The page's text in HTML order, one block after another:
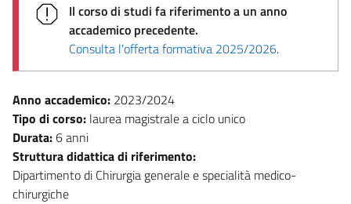
Il corso di studi fa riferimento a un anno
accademico precedente.
Consulta l'offerta formativa 2025/2026.
Anno accademico: 2023/2024
Tipo di corso: laurea magistrale a ciclo unico
Durata:6 anni
Struttura didattica di riferimento:
Dipartimento di Chirurgia generale e specialità medico-
chirurgiche